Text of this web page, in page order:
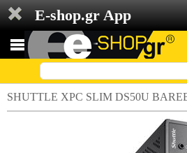
E-shop.gr App
SHUTTLE XPC SLIM DS50U